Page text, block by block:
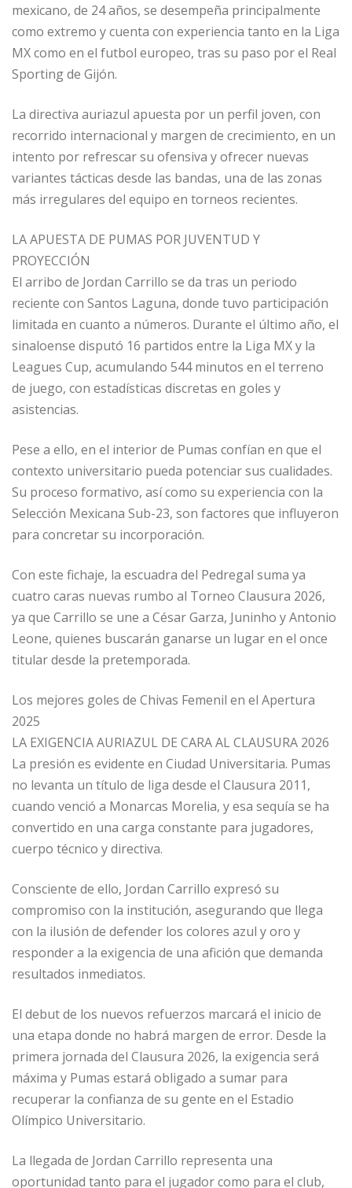
mexicano, de 24 años, se desempeña principalmente
como extremo y cuenta con experiencia tanto en la Liga
MX como en el futbol europeo, tras su paso por el Real
Sporting de Gijón.
La directiva auriazul apuesta por un perfil joven, con
recorrido internacional y margen de crecimiento, en un
intento por refrescar su ofensiva y ofrecer nuevas
variantes tácticas desde las bandas, una de las zonas
más irregulares del equipo en torneos recientes.
LA APUESTA DE PUMAS POR JUVENTUD Y
PROYECCIÓN
El arribo de Jordan Carrillo se da tras un periodo
reciente con Santos Laguna, donde tuvo participación
limitada en cuanto a números. Durante el último año, el
sinaloense disputó 16 partidos entre la Liga MX y la
Leagues Cup, acumulando 544 minutos en el terreno
de juego, con estadísticas discretas en goles y
asistencias.
Pese a ello, en el interior de Pumas confían en que el
contexto universitario pueda potenciar sus cualidades.
Su proceso formativo, así como su experiencia con la
Selección Mexicana Sub-23, son factores que influyeron
para concretar su incorporación.
Con este fichaje, la escuadra del Pedregal suma ya
cuatro caras nuevas rumbo al Torneo Clausura 2026,
ya que Carrillo se une a César Garza, Juninho y Antonio
Leone, quienes buscarán ganarse un lugar en el once
titular desde la pretemporada.
Los mejores goles de Chivas Femenil en el Apertura
2025
LA EXIGENCIA AURIAZUL DE CARA AL CLAUSURA 2026
La presión es evidente en Ciudad Universitaria. Pumas
no levanta un título de liga desde el Clausura 2011,
cuando venció a Monarcas Morelia, y esa sequía se ha
convertido en una carga constante para jugadores,
cuerpo técnico y directiva.
Consciente de ello, Jordan Carrillo expresó su
compromiso con la institución, asegurando que llega
con la ilusión de defender los colores azul y oro y
responder a la exigencia de una afición que demanda
resultados inmediatos.
El debut de los nuevos refuerzos marcará el inicio de
una etapa donde no habrá margen de error. Desde la
primera jornada del Clausura 2026, la exigencia será
máxima y Pumas estará obligado a sumar para
recuperar la confianza de su gente en el Estadio
Olímpico Universitario.
La llegada de Jordan Carrillo representa una
oportunidad tanto para el jugador como para el club,